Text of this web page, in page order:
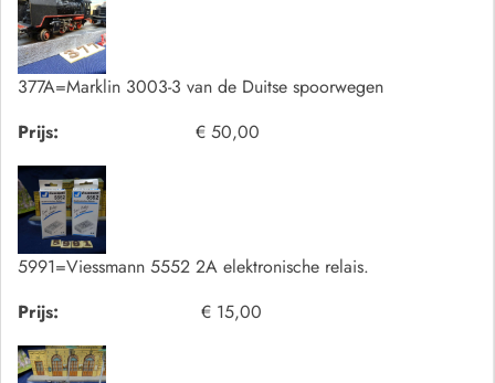
377A=Marklin 3003-3 van de Duitse spoorwegen
Prijs:
€ 50,00
5991=Viessmann 5552 2A elektronische relais.
Prijs:
€ 15,00